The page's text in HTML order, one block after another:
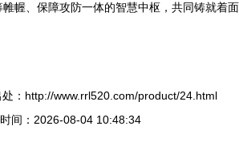
幄、保障攻防一体的智慧中枢，共同铸就着面
：http://www.rrl520.com/product/24.html
间：2026-08-04 10:48:34